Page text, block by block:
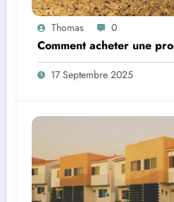
Thomas 0
Comment acheter une
17 Septembre 2025